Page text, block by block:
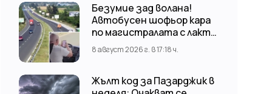
отслужи опелото
Безумие зад волана!
Автобусен шофьор кара
по магистралата с лакти,
докато гледа TikTok
8 август 2026 г. в 17:18 ч.
Жълт код за Пазарджик в